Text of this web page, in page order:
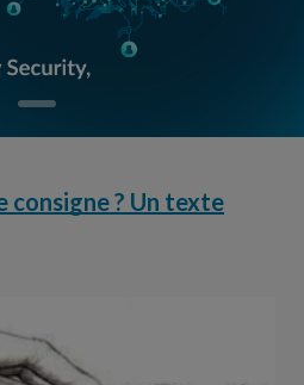
consigne ? Un texte